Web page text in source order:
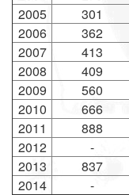
2005
301
2006
362
2007
413
2008
409
2009
560
2010
666
2011
888
2012
-
2013
837
2014
-